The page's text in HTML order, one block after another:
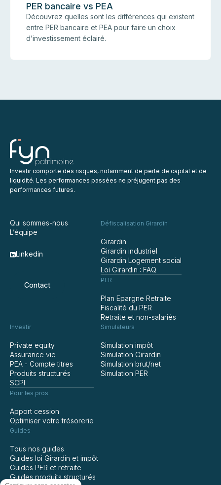
PER bancaire vs PEA
Découvrez quelles sont les différences qui existent
entre PER bancaire et PEA pour faire un choix
d’investissement éclairé.
Investir comporte des risques, notamment de perte de capital et de
liquidité. Les performances passées ne préjugent pas des
performances futures.
Qui sommes-nous
L’équipe
Linkedin
Contact
Défiscalisation Girardin
Girardin
Girardin industriel
Girardin Logement social
Loi Girardin : FAQ
PER
Plan Epargne Retraite
Fiscalité du PER
Retraite et non-salariés
Investir
Private equity
Assurance vie
PEA - Compte titres
Produits structurés
SCPI
Pour les pros
Apport cession
Optimiser votre trésorerie
Simulateurs
Simulation impôt
Simulation Girardin
Simulation brut/net
Simulation PER
Guides
Tous nos guides
Guides loi Girardin et impôt
Guides PER et retraite
Guides produits structurés